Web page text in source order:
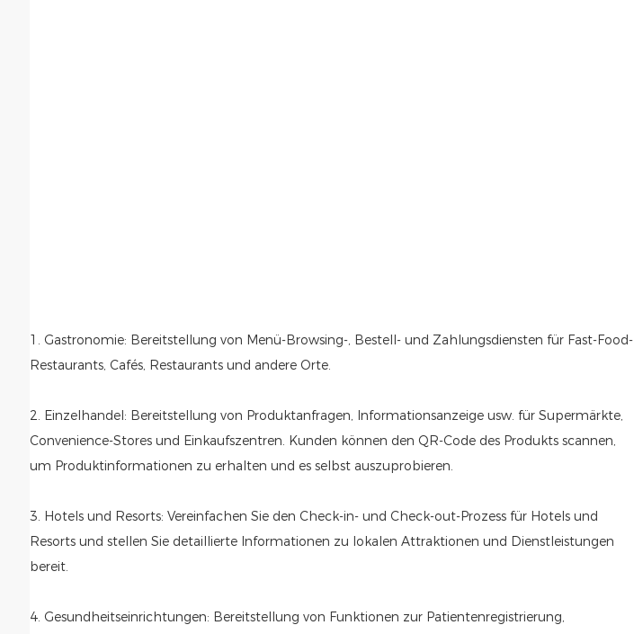
1. Gastronomie: Bereitstellung von Menü-Browsing-, Bestell- und Zahlungsdiensten für Fast-Food-
Restaurants, Cafés, Restaurants und andere Orte.
2. Einzelhandel: Bereitstellung von Produktanfragen, Informationsanzeige usw. für Supermärkte,
Convenience-Stores und Einkaufszentren. Kunden können den QR-Code des Produkts scannen,
um Produktinformationen zu erhalten und es selbst auszuprobieren.
3. Hotels und Resorts: Vereinfachen Sie den Check-in- und Check-out-Prozess für Hotels und
Resorts und stellen Sie detaillierte Informationen zu lokalen Attraktionen und Dienstleistungen
bereit.
4. Gesundheitseinrichtungen: Bereitstellung von Funktionen zur Patientenregistrierung,